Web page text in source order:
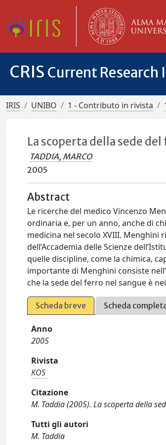
CRIS Current
IRIS UNIBO 1 - Contributo in rivista
La scoperta della sede
TADDIA, MARCO
2005
Abstract
Le ricerche del medico Vincenzo
ordinaria e, per un anno, anche di
medicina nel secolo XVIII.
dell’Accademia delle Scienze
quelle discipline, come la chimica,
importante di Menghini consiste
che la sede del ferro nel sangue è
Scheda breve Scheda
Anno
2005
Rivista
KOS
Citazione
M. Taddia (2005). La scoperta della
Tutti gli autori
M. Taddia